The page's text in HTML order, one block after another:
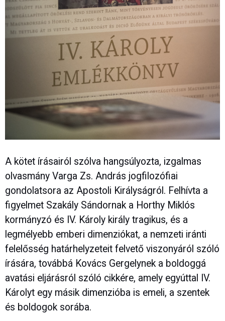
A kötet írásairól szólva hangsúlyozta, izgalmas
olvasmány Varga Zs. András jogfilozófiai
gondolatsora az Apostoli Királyságról. Felhívta a
figyelmet Szakály Sándornak a Horthy Miklós
kormányzó és IV. Károly király tragikus, és a
legmélyebb emberi dimenziókat, a nemzeti iránti
felelősség határhelyzeteit felvető viszonyáról szóló
írására, továbbá Kovács Gergelynek a boldoggá
avatási eljárásról szóló cikkére, amely egyúttal IV.
Károlyt egy másik dimenzióba is emeli, a szentek
és boldogok sorába.